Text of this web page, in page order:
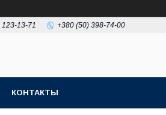
13-71 +380 (50) 398-74-00
КОНТАКТЫ